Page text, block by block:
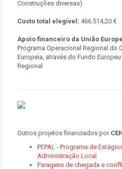
Construções diversas)
Custo total elegível: 466.514,20 €
Apoio financeiro da União
Programa Operacional Regional do
Europeia, através do Fundo
Regional
Outros projetos financiados por
PEPAL - Programa de
Administração Local
Paragens de chegada e